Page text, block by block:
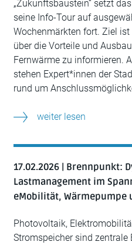
„Zukunftsbaustein“ setzt
seine Info-Tour auf
Wochenmärkten fort. Ziel
über die Vorteile und
Fernwärme zu informieren.
stehen Expert*innen der
rund um
weiter lesen
17.02.2026 | Brennpunkt:
Lastmanagement im
eMobilität, Wärmepumpe
Photovoltaik,
Stromspeicher sind zentrale